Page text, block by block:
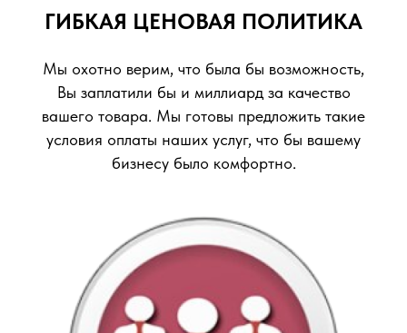
ГИБКАЯ ЦЕНОВАЯ ПОЛИТИКА
Мы охотно верим, что была бы возможность,
Вы заплатили бы и миллиард за качество
вашего товара. Мы готовы предложить такие
условия оплаты наших услуг, что бы вашему
бизнесу было комфортно.